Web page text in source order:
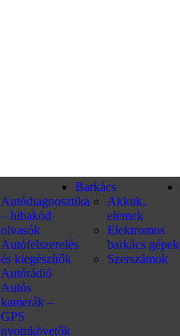
Autódiagnosztika
– hibakód
olvasók
Autófelszerelés
és kiegészítők
Autórádió
Autós
kamerák –
GPS
nyomkövetők
Barkács
Akkuk,
elemek
Elektromos
barkács gépek
Szerszámok